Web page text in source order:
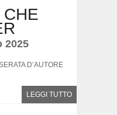
2025
D’AUTORE
LEGGI TUTTO